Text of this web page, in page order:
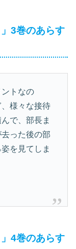
3巻のあらす
トなの
様々な接待
で、部長ま
った後の部
を見てしま
4巻のあらす